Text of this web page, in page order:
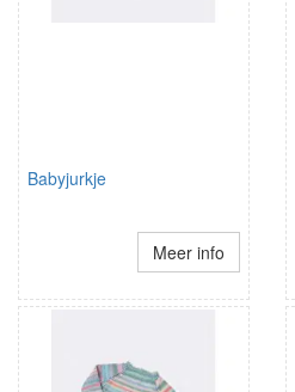
Babyjurkje
Meer info